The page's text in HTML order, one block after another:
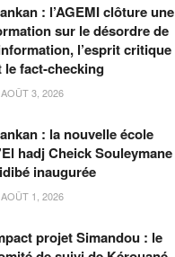
: l’AGEMI clôture une
sur le désordre de
l’esprit critique
le fact-checking
3, 2026
: la nouvelle école
hadj Cheick Souleymane
inaugurée
1, 2026
projet Simandou : le